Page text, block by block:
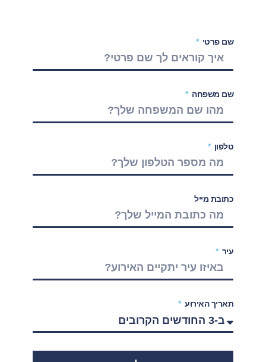
שם פרטי
שם משפחה
טלפון
כתובת מייל
עיר
תאריך האירוע